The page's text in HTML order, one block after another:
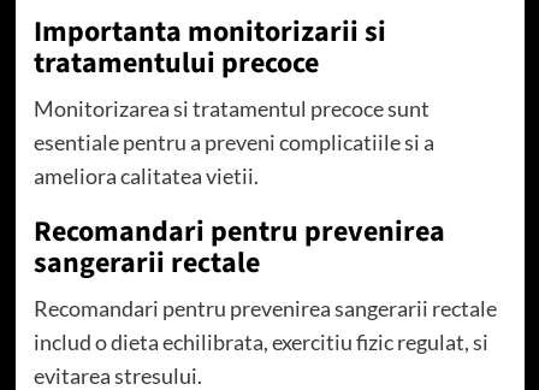
Importanta monitorizarii si
tratamentului precoce
Monitorizarea si tratamentul precoce sunt
esentiale pentru a preveni complicatiile si a
ameliora calitatea vietii.
Recomandari pentru prevenirea
sangerarii rectale
Recomandari pentru prevenirea sangerarii rectale
includ o dieta echilibrata, exercitiu fizic regulat, si
evitarea stresului.